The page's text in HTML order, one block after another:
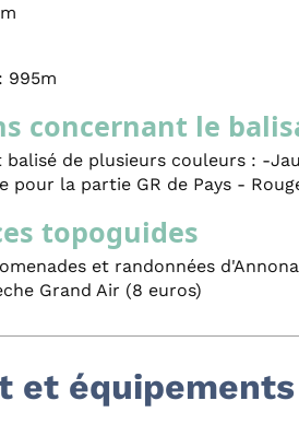
: 995m
concernant le
balisé de plusieurs couleurs : -
pour la partie GR de Pays -
topoguides
et randonnées
Grand Air (8 euros)
et équipements